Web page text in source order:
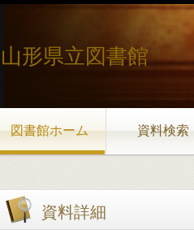
山形県立図書館
図書館ホーム 資料検索
資料詳細